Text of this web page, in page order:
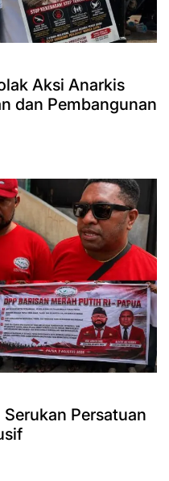
Aksi Anarkis
dan Pembangunan
Persatuan